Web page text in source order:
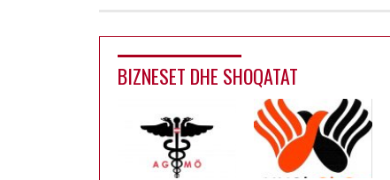
BIZNESET DHE SHOQATAT